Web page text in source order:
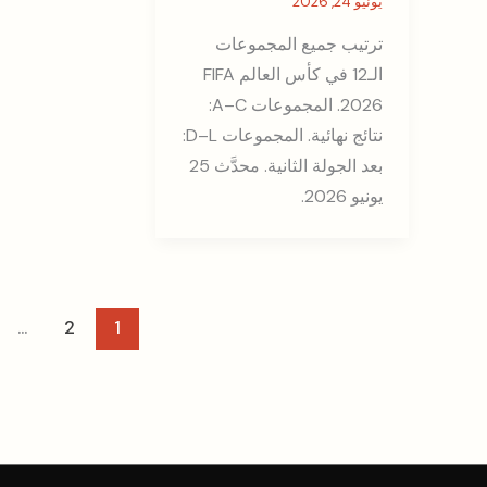
ترتيب جميع المجموعات
الـ12 في كأس العالم FIFA
2026. المجموعات A–C:
نتائج نهائية. المجموعات D–L:
بعد الجولة الثانية. محدَّث 25
يونيو 2026.
1
2
…